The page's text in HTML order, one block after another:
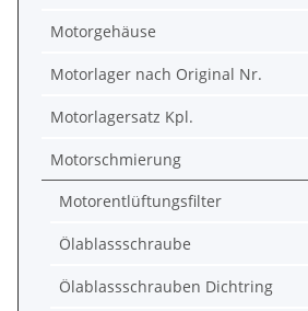
Motorgehäuse
Motorlager nach Original Nr.
Motorlagersatz Kpl.
Motorschmierung
Motorentlüftungsfilter
Ölablassschraube
Ölablassschrauben Dichtring